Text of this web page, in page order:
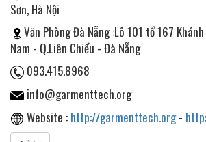
Sơn, Hà Nội
Văn Phòng Đà Nẵng :Lô 101 tổ 167
Nam - Q.Liên Chiểu - Đà Nẵng
093.415.8968
info@garmenttech.org
Website : http://garmenttech.org-